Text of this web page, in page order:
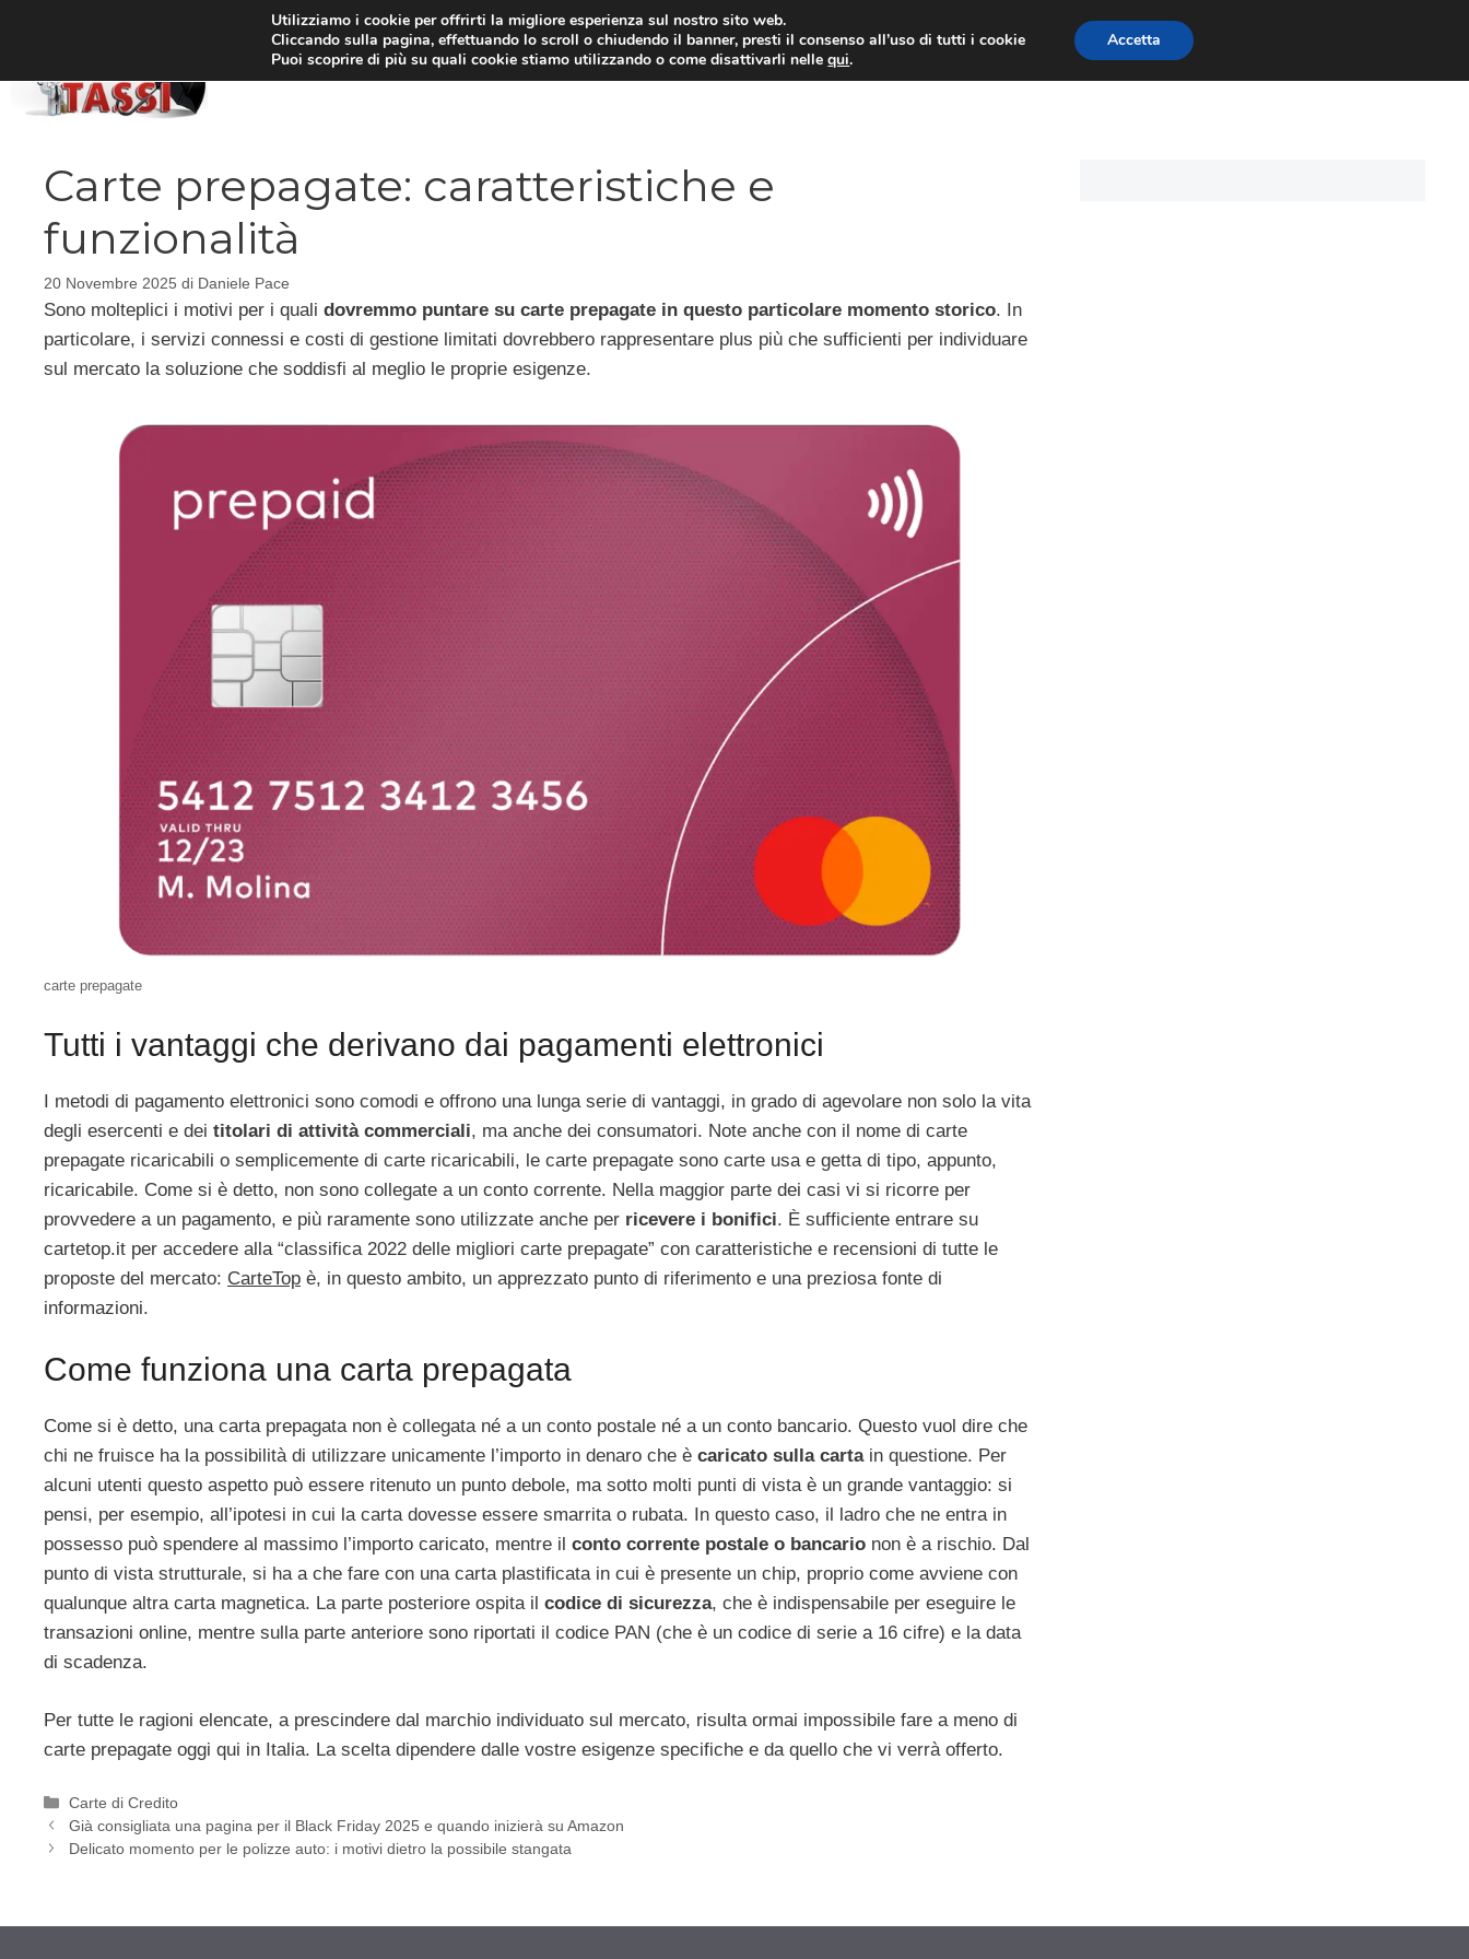
PRESTITI
Carte prepagate: caratteristiche e
funzionalità
20 Novembre 2025 di Daniele Pace
Sono molteplici i motivi per i quali dovremmo puntare su carte prepagate in questo particolare momento storico. In
particolare, i servizi connessi e costi di gestione limitati dovrebbero rappresentare plus più che sufficienti per individuare
sul mercato la soluzione che soddisfi al meglio le proprie esigenze.
carte prepagate
Tutti i vantaggi che derivano dai pagamenti elettronici
I metodi di pagamento elettronici sono comodi e offrono una lunga serie di vantaggi, in grado di agevolare non solo la vita
degli esercenti e dei titolari di attività commerciali, ma anche dei consumatori. Note anche con il nome di carte
prepagate ricaricabili o semplicemente di carte ricaricabili, le carte prepagate sono carte usa e getta di tipo, appunto,
ricaricabile. Come si è detto, non sono collegate a un conto corrente. Nella maggior parte dei casi vi si ricorre per
provvedere a un pagamento, e più raramente sono utilizzate anche per ricevere i bonifici. È sufficiente entrare su
cartetop.it per accedere alla “classifica 2022 delle migliori carte prepagate” con caratteristiche e recensioni di tutte le
proposte del mercato: CarteTop è, in questo ambito, un apprezzato punto di riferimento e una preziosa fonte di
informazioni.
Come funziona una carta prepagata
Come si è detto, una carta prepagata non è collegata né a un conto postale né a un conto bancario. Questo vuol dire che
chi ne fruisce ha la possibilità di utilizzare unicamente l’importo in denaro che è caricato sulla cartain questione. Per
alcuni utenti questo aspetto può essere ritenuto un punto debole, ma sotto molti punti di vista è un grande vantaggio: si
pensi, per esempio, all’ipotesi in cui la carta dovesse essere smarrita o rubata. In questo caso, il ladro che ne entra in
possesso può spendere al massimo l’importo caricato, mentre il conto corrente postale o bancario non è a rischio. Dal
punto di vista strutturale, si ha a che fare con una carta plastificata in cui è presente un chip, proprio come avviene con
qualunque altra carta magnetica. La parte posteriore ospita il codice di sicurezza, che è indispensabile per eseguire le
transazioni online, mentre sulla parte anteriore sono riportati il codice PAN (che è un codice di serie a 16 cifre) e la data
di scadenza.
Per tutte le ragioni elencate, a prescindere dal marchio individuato sul mercato, risulta ormai impossibile fare a meno di
carte prepagate oggi qui in Italia. La scelta dipendere dalle vostre esigenze specifiche e da quello che vi verrà offerto.
Categorie
Carte di Credito
Già consigliata una pagina per il Black Friday 2025 e quando inizierà su Amazon
Delicato momento per le polizze auto: i motivi dietro la possibile stangata
Utilizziamo i cookie per offrirti la migliore esperienza sul nostro sito web.
Cliccando sulla pagina, effettuando lo scroll o chiudendo il banner, presti il consenso all’uso di tutti i cookie
Puoi scoprire di più su quali cookie stiamo utilizzando o come disattivarli nellequi.
Accetta